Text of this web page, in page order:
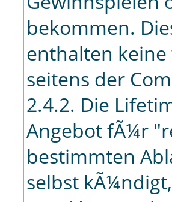
bekommen.
enthalten
seitens der
2.4.2. Die
Angebot fÃ¼r
bestimmten
selbst